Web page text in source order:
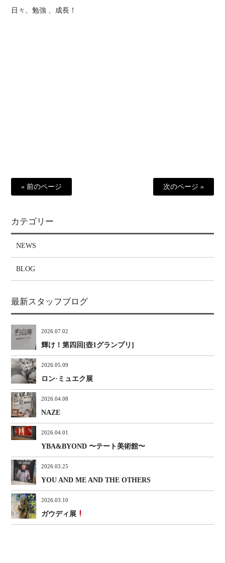
日々、勉強 、成長！
« 前のページ 次のページ »
カテゴリー
NEWS
BLOG
最新スタッフブログ
2026.07.02
輝け！第四回[壺1グランプリ]
2026.05.09
ロン·ミュエク展
2026.04.08
NAZE
2026.04.01
YBA&BYOND 〜テート美術館〜
2026.03.25
YOU AND ME AND THE OTHERS
2026.03.10
ガウディ展